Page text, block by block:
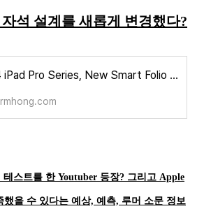
석 설계를 새롭게 변경했다?
M4 iPad Pro Series, New Smart Folio 연결을 위해 후면 연결 자석 설계를 새롭게 변경?
스트를 한 Youtuber 등장? 그리고 Apple
했을 수 있다는 예상, 예측, 루머 소문 정보